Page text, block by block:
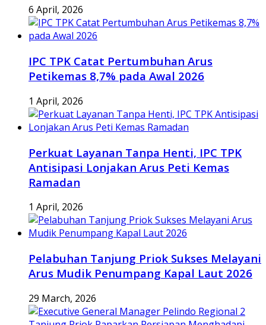
6 April, 2026
IPC TPK Catat Pertumbuhan Arus
Petikemas 8,7% pada Awal 2026
1 April, 2026
Perkuat Layanan Tanpa Henti, IPC TPK
Antisipasi Lonjakan Arus Peti Kemas
Ramadan
1 April, 2026
Pelabuhan Tanjung Priok Sukses Melayani
Arus Mudik Penumpang Kapal Laut 2026
29 March, 2026